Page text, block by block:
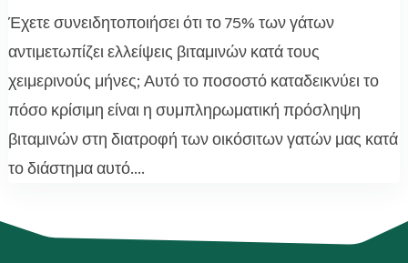
Έχετε συνειδητοποιήσει ότι το 75% των γάτων
αντιμετωπίζει ελλείψεις βιταμινών κατά τους
χειμερινούς μήνες; Αυτό το ποσοστό καταδεικνύει το
πόσο κρίσιμη είναι η συμπληρωματική πρόσληψη
βιταμινών στη διατροφή των οικόσιτων γατών μας κατά
το διάστημα αυτό....